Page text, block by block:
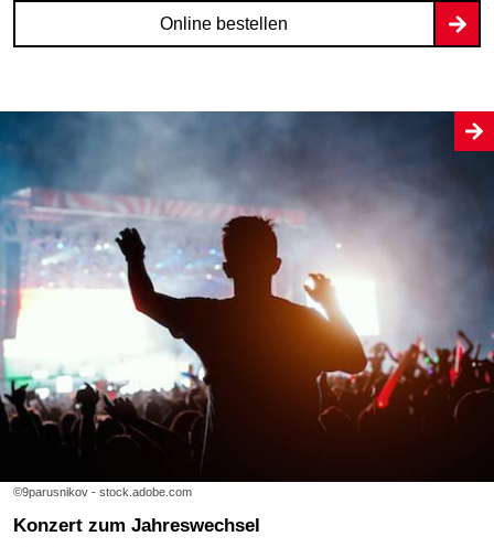
Online bestellen
©9parusnikov - stock.adobe.com
Konzert zum Jahreswechsel